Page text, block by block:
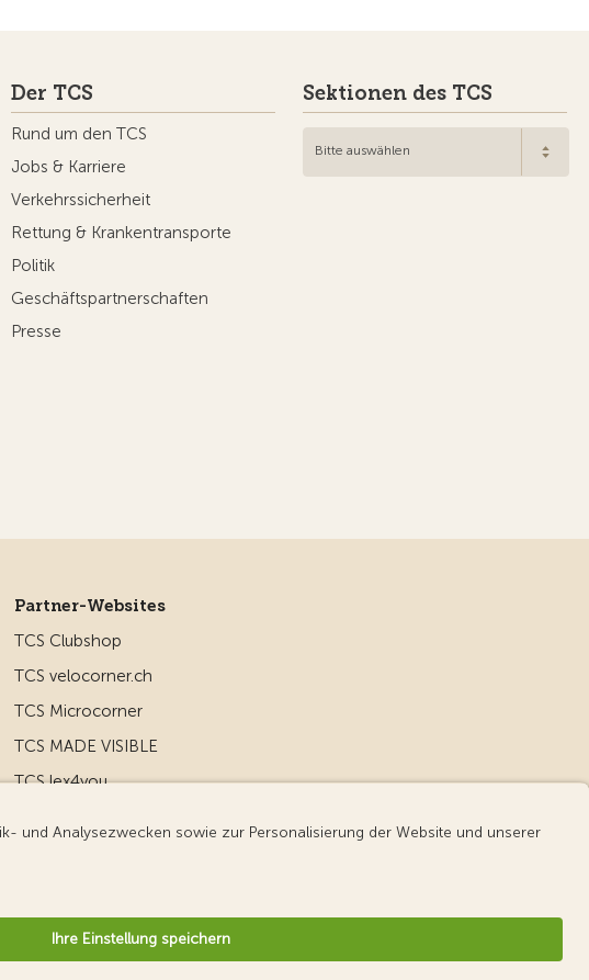
Der TCS
Rund um den TCS
Jobs & Karriere
Verkehrssicherheit
Rettung & Krankentransporte
Politik
Geschäftspartnerschaften
Presse
Sektionen des TCS
Bitte auswählen
Partner-Websites
TCS Clubshop
TCS velocorner.ch
TCS Microcorner
TCS MADE VISIBLE
TCS lex4you